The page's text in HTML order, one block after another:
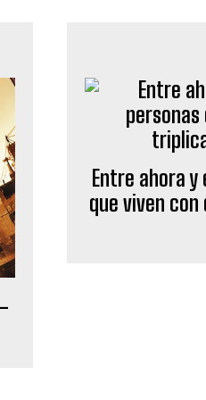
Entre ahora
que viven